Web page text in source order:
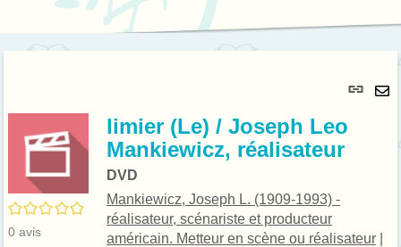
/5
0 avis
limier (Le) / Joseph Leo
Mankiewicz, réalisateur
DVD
Mankiewicz, Joseph L. (1909-1993) -
réalisateur, scénariste et producteur
américain. Metteur en scène ou réalisateur